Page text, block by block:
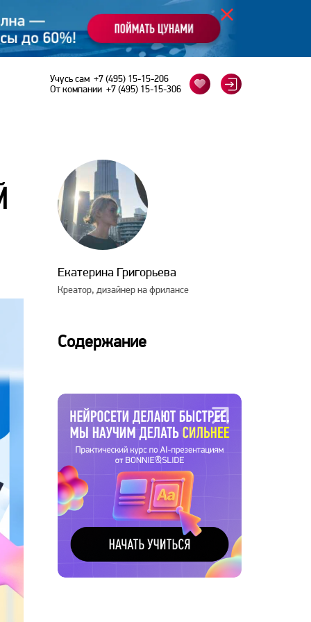
Учусь сам +7 (495) 15-15-206
От компании +7 (495) 15-15-306
Екатерина Григорьева
Креатор, дизайнер на фрилансе
Содержание